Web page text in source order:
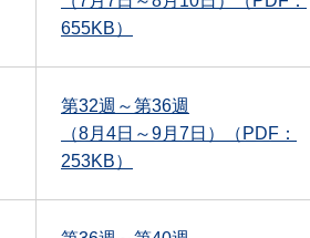
655KB）
第32週～第36週
（8月4日～9月7日）（PDF：
253KB）